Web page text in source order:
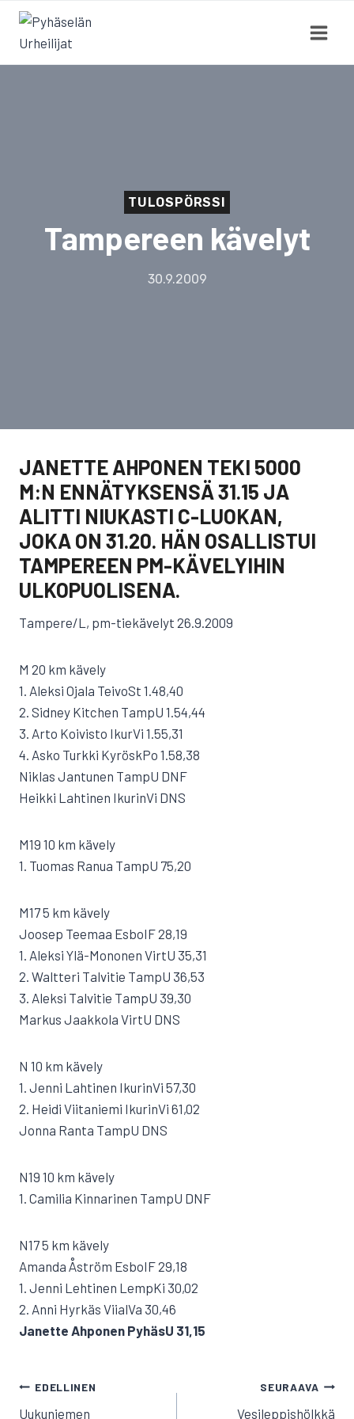
Siirry
sisältöön
TULOSPÖRSSI
Tampereen kävelyt
30.9.2009
JANETTE AHPONEN TEKI 5000
M:N ENNÄTYKSENSÄ 31.15 JA
ALITTI NIUKASTI C-LUOKAN,
JOKA ON 31.20. HÄN OSALLISTUI
TAMPEREEN PM-KÄVELYIHIN
ULKOPUOLISENA.
Tampere/L, pm-tiekävelyt 26.9.2009
M 20 km kävely
1. Aleksi Ojala TeivoSt 1.48,40
2. Sidney Kitchen TampU 1.54,44
3. Arto Koivisto IkurVi 1.55,31
4. Asko Turkki KyröskPo 1.58,38
Niklas Jantunen TampU DNF
Heikki Lahtinen IkurinVi DNS
M19 10 km kävely
1. Tuomas Ranua TampU 75,20
M17 5 km kävely
Joosep Teemaa EsboIF 28,19
1. Aleksi Ylä-Mononen VirtU 35,31
2. Waltteri Talvitie TampU 36,53
3. Aleksi Talvitie TampU 39,30
Markus Jaakkola VirtU DNS
N 10 km kävely
1. Jenni Lahtinen IkurinVi 57,30
2. Heidi Viitaniemi IkurinVi 61,02
Jonna Ranta TampU DNS
N19 10 km kävely
1. Camilia Kinnarinen TampU DNF
N17 5 km kävely
Amanda Åström EsboIF 29,18
1. Jenni Lehtinen LempKi 30,02
2. Anni Hyrkäs ViialVa 30,46
Janette Ahponen PyhäsU 31,15
ARTIKKELIEN
SELAUS
EDELLINEN
Uukuniemen
SEURAAVA
Vesileppishölkkä